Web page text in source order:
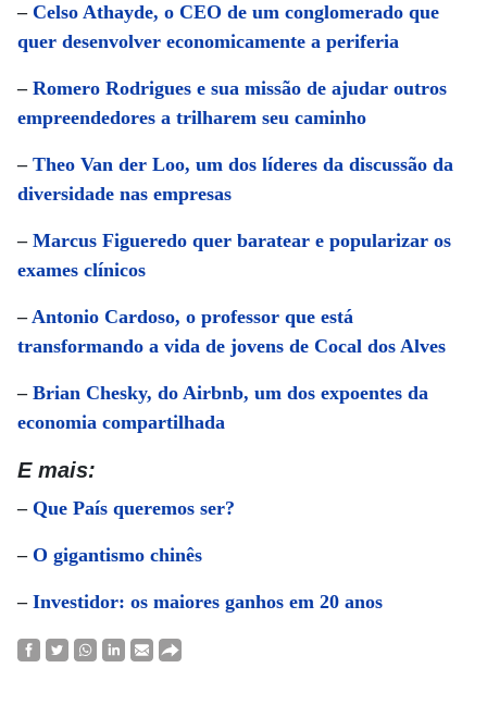
– Celso Athayde, o CEO de um conglomerado que
quer desenvolver economicamente a periferia
– Romero Rodrigues e sua missão de ajudar outros
empreendedores a trilharem seu caminho
– Theo Van der Loo, um dos líderes da discussão da
diversidade nas empresas
– Marcus Figueredo quer baratear e popularizar os
exames clínicos
–Antonio Cardoso, o professor que está
transformando a vida de jovens de Cocal dos Alves
– Brian Chesky, do Airbnb, um dos expoentes da
economia compartilhada
E mais:
– Que País queremos ser?
– O gigantismo chinês
– Investidor: os maiores ganhos em 20 anos